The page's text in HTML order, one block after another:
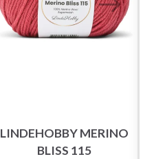
LINDEHOBBY MERINO
BLISS 115